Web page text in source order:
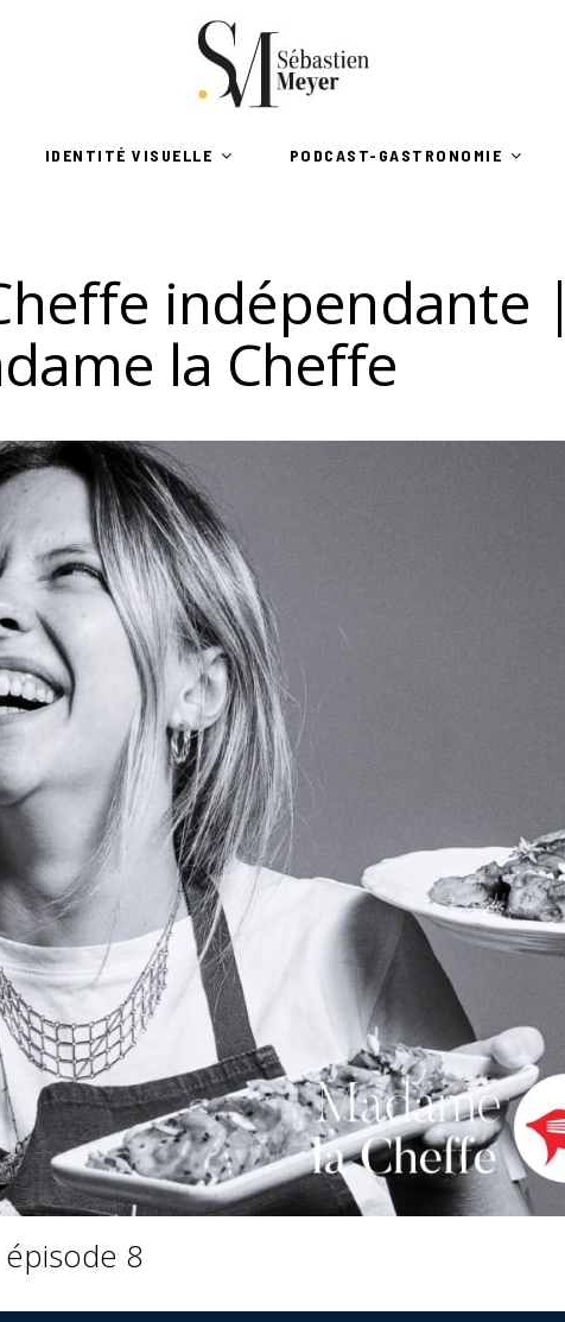
IDENTITÉ VISUELLE PODCAST-GASTRONOMIE
indépendante
la Cheffe
8